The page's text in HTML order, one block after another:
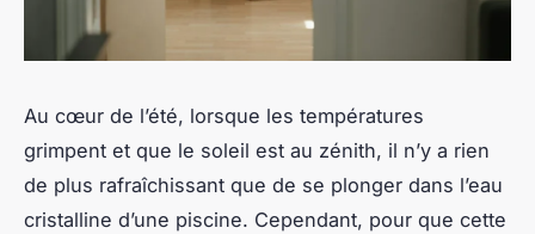
Au cœur de l’été, lorsque les températures
grimpent et que le soleil est au zénith, il n’y a rien
de plus rafraîchissant que de se plonger dans l’eau
cristalline d’une piscine. Cependant, pour que cette